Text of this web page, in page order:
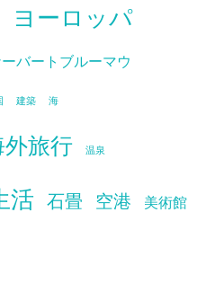
ヨーロッパ
バートブルーマウ
建築 海
旅行 温泉
活 石畳 空港 美術館